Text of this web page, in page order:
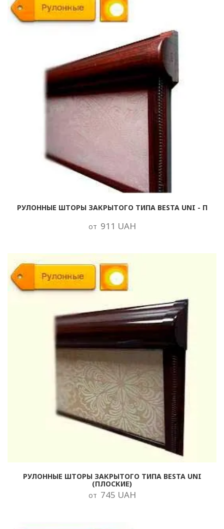
РУЛОННЫЕ ШТОРЫ ЗАКРЫТОГО ТИПА BESTA UNI - П
от 911 UAH
РУЛОННЫЕ ШТОРЫ ЗАКРЫТОГО ТИПА BESTA UNI
(ПЛОСКИЕ)
от 745 UAH